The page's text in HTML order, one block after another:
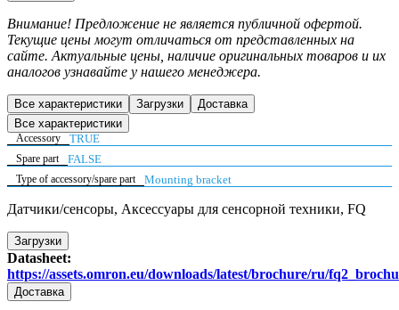
Внимание! Предложение не является публичной офертой.
Текущие цены могут отличаться от представленных на
сайте. Актуальные цены, наличие оригинальных товаров и их
аналогов узнавайте у нашего менеджера.
Все характеристики Загрузки
Доставка
Все характеристики
Accessory TRUE
Spare part FALSE
Type of accessory/spare part Mounting bracket
Датчики/сенсоры, Аксессуары для сенсорной техники, FQ
Загрузки
Datasheet:
https://assets.omron.eu/downloads/latest/brochure/ru/
Доставка